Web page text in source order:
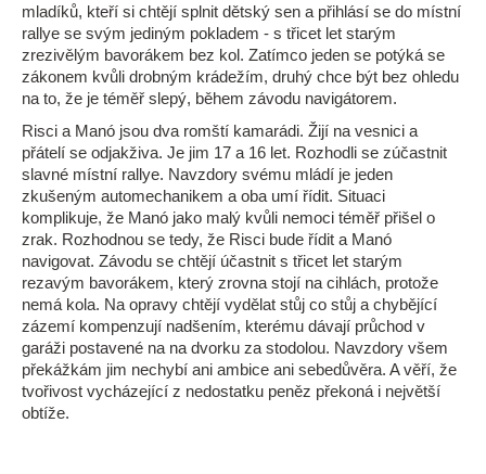
mladíků, kteří si chtějí splnit dětský sen a přihlásí se do místní
rallye se svým jediným pokladem - s třicet let starým
zrezivělým bavorákem bez kol. Zatímco jeden se potýká se
zákonem kvůli drobným krádežím, druhý chce být bez ohledu
na to, že je téměř slepý, během závodu navigátorem.
Risci a Manó jsou dva romští kamarádi. Žijí na vesnici a
přátelí se odjakživa. Je jim 17 a 16 let. Rozhodli se zúčastnit
slavné místní rallye. Navzdory svému mládí je jeden
zkušeným automechanikem a oba umí řídit. Situaci
komplikuje, že Manó jako malý kvůli nemoci téměř přišel o
zrak. Rozhodnou se tedy, že Risci bude řídit a Manó
navigovat. Závodu se chtějí účastnit s třicet let starým
rezavým bavorákem, který zrovna stojí na cihlách, protože
nemá kola. Na opravy chtějí vydělat stůj co stůj a chybějící
zázemí kompenzují nadšením, kterému dávají průchod v
garáži postavené na na dvorku za stodolou. Navzdory všem
překážkám jim nechybí ani ambice ani sebedůvěra. A věří, že
tvořivost vycházející z nedostatku peněz překoná i největší
obtíže.